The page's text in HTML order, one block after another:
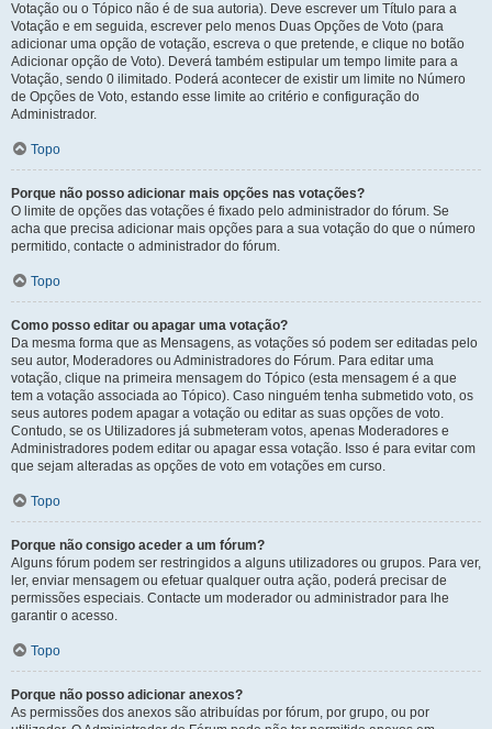
Votação ou o Tópico não é de sua autoria). Deve escrever um Título para a
Votação e em seguida, escrever pelo menos Duas Opções de Voto (para
adicionar uma opção de votação, escreva o que pretende, e clique no botão
Adicionar opção de Voto). Deverá também estipular um tempo limite para a
Votação, sendo 0 ilimitado. Poderá acontecer de existir um limite no Número
de Opções de Voto, estando esse limite ao critério e configuração do
Administrador.
Topo
Porque não posso adicionar mais opções nas votações?
O limite de opções das votações é fixado pelo administrador do fórum. Se
acha que precisa adicionar mais opções para a sua votação do que o número
permitido, contacte o administrador do fórum.
Topo
Como posso editar ou apagar uma votação?
Da mesma forma que as Mensagens, as votações só podem ser editadas pelo
seu autor, Moderadores ou Administradores do Fórum. Para editar uma
votação, clique na primeira mensagem do Tópico (esta mensagem é a que
tem a votação associada ao Tópico). Caso ninguém tenha submetido voto, os
seus autores podem apagar a votação ou editar as suas opções de voto.
Contudo, se os Utilizadores já submeteram votos, apenas Moderadores e
Administradores podem editar ou apagar essa votação. Isso é para evitar com
que sejam alteradas as opções de voto em votações em curso.
Topo
Porque não consigo aceder a um fórum?
Alguns fórum podem ser restringidos a alguns utilizadores ou grupos. Para ver,
ler, enviar mensagem ou efetuar qualquer outra ação, poderá precisar de
permissões especiais. Contacte um moderador ou administrador para lhe
garantir o acesso.
Topo
Porque não posso adicionar anexos?
As permissões dos anexos são atribuídas por fórum, por grupo, ou por